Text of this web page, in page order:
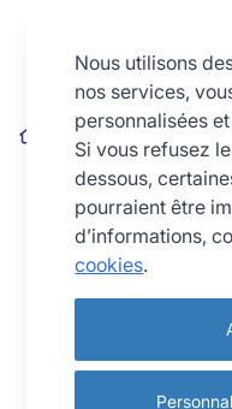
Pelle à pizza en bois
Nous utilisons
nos services,
personnalisées
Si vous refusez
dessous,
pourraient être
d’informations,
cookies.